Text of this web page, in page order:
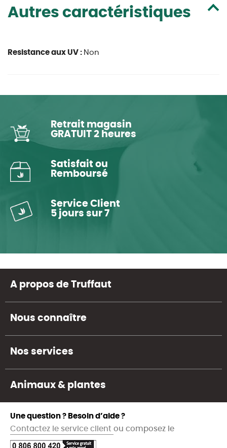
Autres caractéristiques
Resistance aux UV : Non
Retrait magasin
GRATUIT 2 heures
Satisfait ou
Remboursé
Service Client
5 jours sur 7
A propos de Truffaut
Nous connaître
Nos services
Animaux & plantes
Une question ? Besoin d’aide ?
Contactez le service client ou composez le